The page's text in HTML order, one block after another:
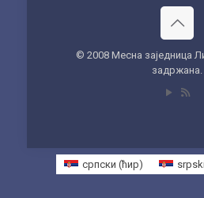
© 2008 Месна заједница
задржана.
српски (ћир)